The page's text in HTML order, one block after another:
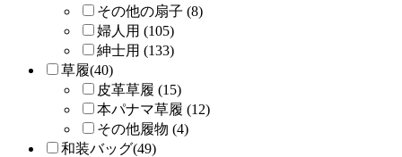
その他の扇子 (8)
婦人用 (105)
紳士用 (133)
草履(40)
皮革草履 (15)
本パナマ草履 (12)
その他履物 (4)
和装バッグ(49)